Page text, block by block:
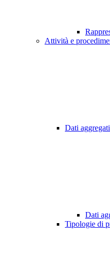
Attività e
Dati
Dati
Tipologie di